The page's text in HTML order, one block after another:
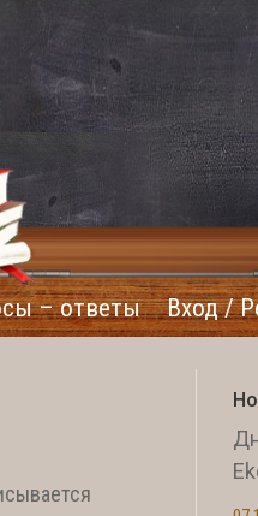
– ответы Вход /